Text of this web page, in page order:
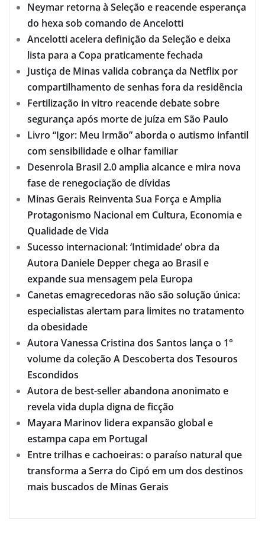
Neymar retorna à Seleção e reacende esperança
do hexa sob comando de Ancelotti
Ancelotti acelera definição da Seleção e deixa
lista para a Copa praticamente fechada
Justiça de Minas valida cobrança da Netflix por
compartilhamento de senhas fora da residência
Fertilização in vitro reacende debate sobre
segurança após morte de juíza em São Paulo
Livro “Igor: Meu Irmão” aborda o autismo infantil
com sensibilidade e olhar familiar
Desenrola Brasil 2.0 amplia alcance e mira nova
fase de renegociação de dívidas
Minas Gerais Reinventa Sua Força e Amplia
Protagonismo Nacional em Cultura, Economia e
Qualidade de Vida
Sucesso internacional: ‘Intimidade’ obra da
Autora Daniele Depper chega ao Brasil e
expande sua mensagem pela Europa
Canetas emagrecedoras não são solução única:
especialistas alertam para limites no tratamento
da obesidade
Autora Vanessa Cristina dos Santos lança o 1°
volume da coleção A Descoberta dos Tesouros
Escondidos
Autora de best-seller abandona anonimato e
revela vida dupla digna de ficção
Mayara Marinov lidera expansão global e
estampa capa em Portugal
Entre trilhas e cachoeiras: o paraíso natural que
transforma a Serra do Cipó em um dos destinos
mais buscados de Minas Gerais